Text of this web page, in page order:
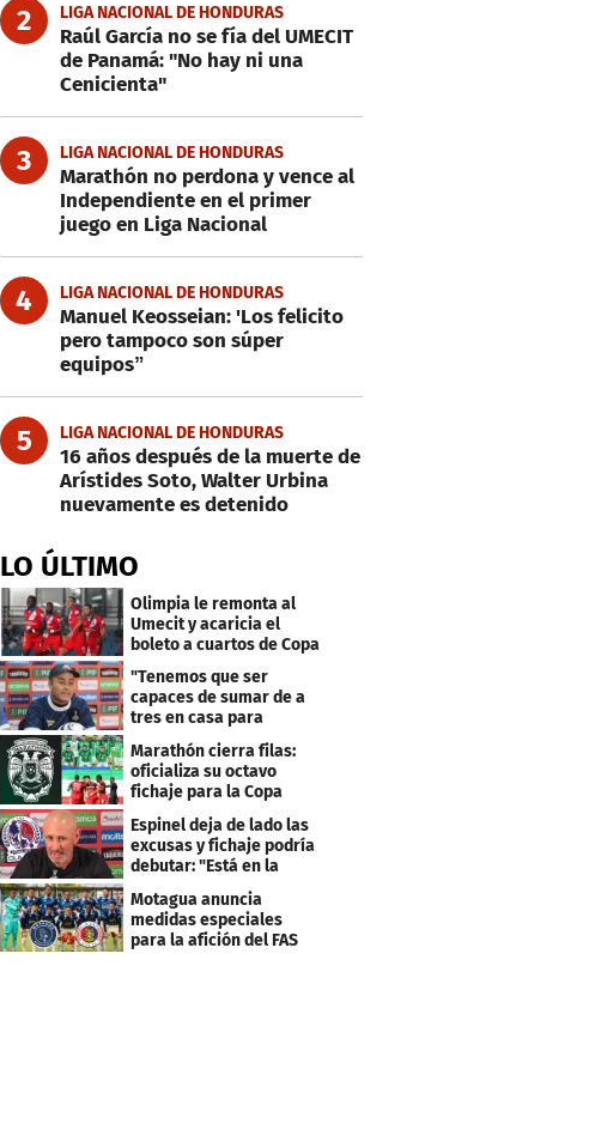
2 LIGA NACIONAL DE HONDURAS
Raúl García no se fía del UMECIT
de Panamá: "No hay ni una
Cenicienta"
3 LIGA NACIONAL DE HONDURAS
Marathón no perdona y vence al
Independiente en el primer
juego en Liga Nacional
4 LIGA NACIONAL DE HONDURAS
Manuel Keosseian: 'Los felicito
pero tampoco son súper
equipos”
5 LIGA NACIONAL DE HONDURAS
16 años después de la muerte de
Arístides Soto, Walter Urbina
nuevamente es detenido
LO ÚLTIMO
Olimpia le remonta al
Umecit y acaricia el
boleto a cuartos de Copa
"Tenemos que ser
capaces de sumar de a
tres en casa para
asegurar la
clasificación"
Marathón cierra filas:
oficializa su octavo
fichaje para la Copa
Centroamericana
Espinel deja de lado las
excusas y fichaje podría
debutar: "Está en la
Motagua anuncia
medidas especiales
para la afición del FAS